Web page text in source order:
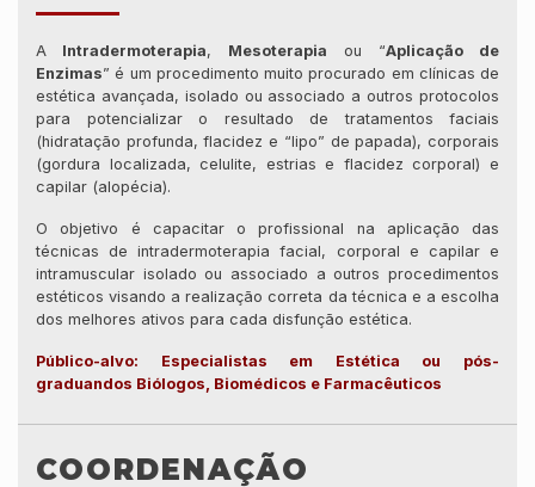
A Intradermoterapia, Mesoterapia ou “Aplicação de
Enzimas” é um procedimento muito procurado em clínicas de
estética avançada, isolado ou associado a outros protocolos
para potencializar o resultado de tratamentos faciais
(hidratação profunda, flacidez e “lipo” de papada), corporais
(gordura localizada, celulite, estrias e flacidez corporal) e
capilar (alopécia).
O objetivo é capacitar o profissional na aplicação das
técnicas de intradermoterapia facial, corporal e capilar e
intramuscular isolado ou associado a outros procedimentos
estéticos visando a realização correta da técnica e a escolha
dos melhores ativos para cada disfunção estética.
Público-alvo: Especialistas em Estética ou pós-
graduandos Biólogos, Biomédicos e Farmacêuticos
COORDENAÇÃO